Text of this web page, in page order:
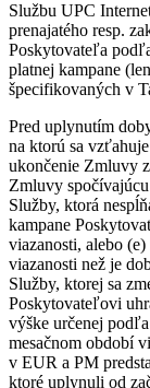
Službu UPC
prenajatého resp.
Poskytovateľa
platnej kampane
špecifikovaných v
Pred uplynutím
na ktorú sa
ukončenie Zmluvy
Zmluvy
Služby, ktorá
kampane
viazanosti, alebo
viazanosti než je
Služby, ktorej sa
Poskytovateľovi
výške určenej
mesačnom období
v EUR a PM
ktoré uplynuli od